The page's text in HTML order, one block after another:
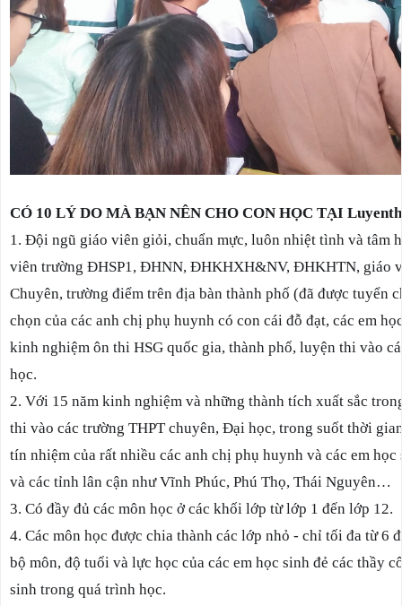
CÓ 10 LÝ DO MÀ BẠN NÊN CHO CON HỌC TẠI
1. Đội ngũ giáo viên giỏi, chuẩn mực, luôn nhiệt tình và tâm
viên trường ĐHSP1, ĐHNN, ĐHKHXH&NV, ĐHKHTN, giáo
Chuyên, trường điểm trên địa bàn thành phố (đã được tuyển
chọn của các anh chị phụ huynh có con cái đỗ đạt, các em
kinh nghiệm ôn thi HSG quốc gia, thành phố, luyện thi vào
học.
2. Với 15 năm kinh nghiệm và những thành tích xuất sắc
thi vào các trường THPT chuyên, Đại học, trong suốt thời
tín nhiệm của rất nhiều các anh chị phụ huynh và các em
và các tỉnh lân cận như Vĩnh Phúc, Phú Thọ, Thái Nguyên…
3. Có đầy đủ các môn học ở các khối lớp từ lớp 1 đến lớp 12.
4. Các môn học được chia thành các lớp nhỏ - chỉ tối đa từ 6
bộ môn, độ tuổi và lực học của các em học sinh đẻ các thầy
sinh trong quá trình học.